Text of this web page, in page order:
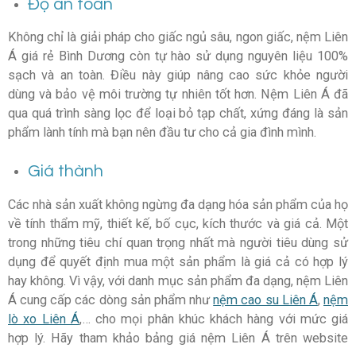
Độ an toàn
Không chỉ là giải pháp cho giấc ngủ sâu, ngon giấc, nệm Liên
Á giá rẻ Bình Dương còn tự hào sử dụng nguyên liệu 100%
sạch và an toàn. Điều này giúp nâng cao sức khỏe người
dùng và bảo vệ môi trường tự nhiên tốt hơn. Nệm Liên Á đã
qua quá trình sàng lọc để loại bỏ tạp chất, xứng đáng là sản
phẩm lành tính mà bạn nên đầu tư cho cả gia đình mình.
Giá thành
Các nhà sản xuất không ngừng đa dạng hóa sản phẩm của họ
về tính thẩm mỹ, thiết kế, bố cục, kích thước và giá cả. Một
trong những tiêu chí quan trọng nhất mà người tiêu dùng sử
dụng để quyết định mua một sản phẩm là giá cả có hợp lý
hay không. Vì vậy, với danh mục sản phẩm đa dạng, nệm Liên
Á cung cấp các dòng sản phẩm nhưnệm cao su Liên Á,nệm
lò xo Liên Á,… cho mọi phân khúc khách hàng với mức giá
hợp lý. Hãy tham khảo bảng giá nệm Liên Á trên website